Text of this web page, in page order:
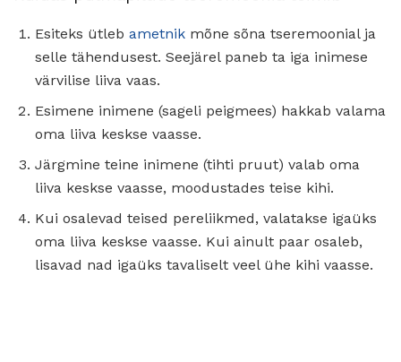
Esiteks ütleb ametnik mõne sõna tseremoonial ja
selle tähendusest. Seejärel paneb ta iga inimese
värvilise liiva vaas.
Esimene inimene (sageli peigmees) hakkab valama
oma liiva keskse vaasse.
Järgmine teine ​​inimene (tihti pruut) valab oma
liiva keskse vaasse, moodustades teise kihi.
Kui osalevad teised pereliikmed, valatakse igaüks
oma liiva keskse vaasse. Kui ainult paar osaleb,
lisavad nad igaüks tavaliselt veel ühe kihi vaasse.